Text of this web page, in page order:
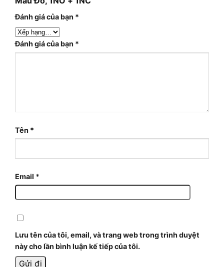
Đánh giá của bạn *
Đánh giá của bạn *
Tên *
Email *
Lưu tên của tôi, email, và trang web trong trình duyệt
này cho lần bình luận kế tiếp của tôi.